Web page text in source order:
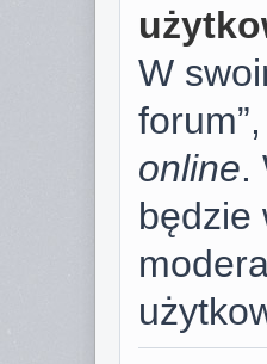
W
online.
będzie